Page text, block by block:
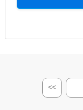
<<